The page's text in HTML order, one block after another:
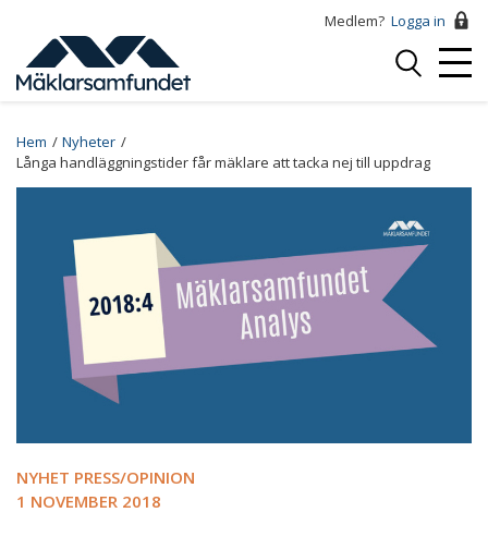
huvudinnehåll
Medlem? Logga in
Logga
Breadcrumb
Hem
Nyheter
Långa handläggningstider får mäklare att tacka nej till uppdrag
NYHET PRESS/OPINION
1 NOVEMBER 2018